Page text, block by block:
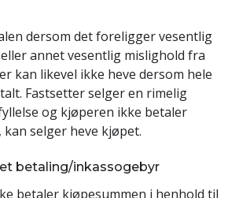
dersom det foreligger vesentlig
annet vesentlig mislighold fra
kan likevel ikke heve dersom hele
Fastsetter selger en rimelig
og kjøperen ikke betaler
selger heve kjøpet.
betaling/inkassogebyr
betaler kjøpesummen i henhold til